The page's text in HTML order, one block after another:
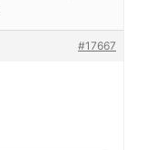
#17667